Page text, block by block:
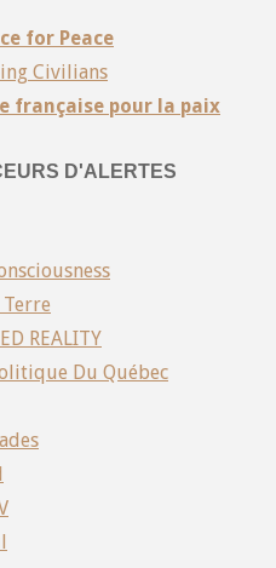
for Peace
Civilians
française pour la paix
D'ALERTES
REALITY
Du Québec